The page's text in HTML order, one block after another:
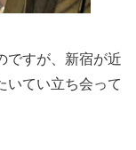
ですが、新宿が近
いてい立ち会って